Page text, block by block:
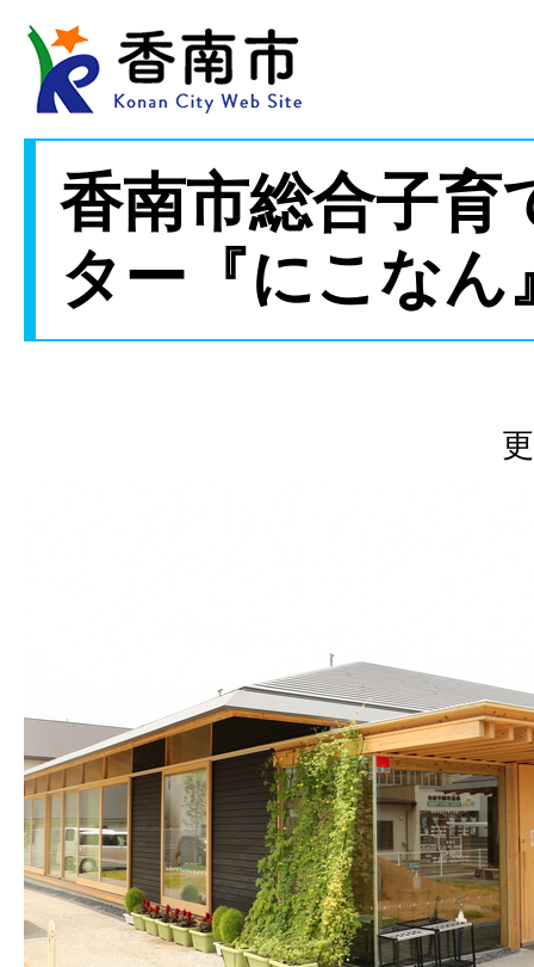
香南市総合子育
ター『にこなん